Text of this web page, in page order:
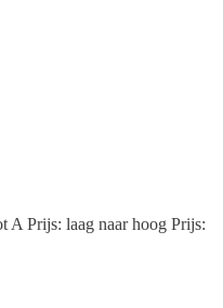
APrijs: laag naar hoog Prijs: